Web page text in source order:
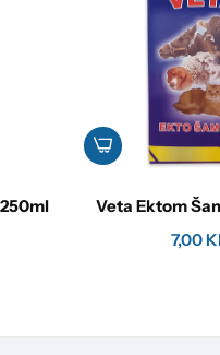
Veta Ektom
7,00